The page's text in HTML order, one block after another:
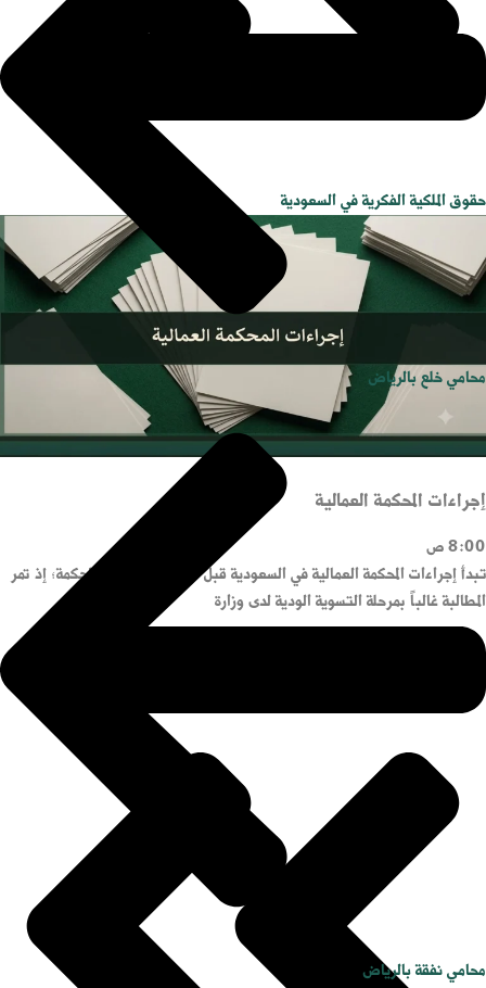
محامي خلع بالرياض
محامي نفقة بالرياض
حقوق الملكية الفكرية في السعودية
إجراءات المحكمة العمالية
8:00 ص
تبدأ إجراءات المحكمة العمالية في السعودية قبل الوصول إلى قاعة المحكمة؛ إذ تمر
المطالبة غالباً بمرحلة التسوية الودية لدى وزارة